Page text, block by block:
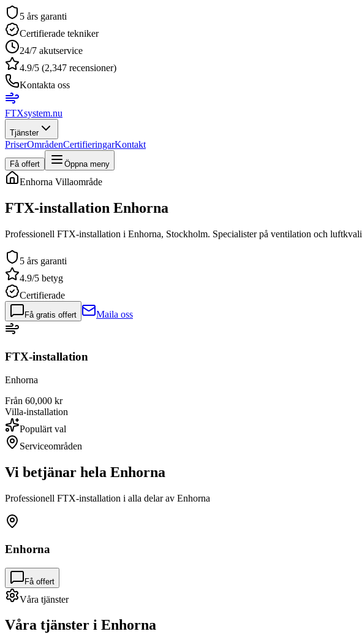
5 års garanti
Certifierade tekniker
24/7 akutservice
4.9/5 (2,347 recensioner)
Kontakta oss
FTXsystem.nu
Tjänster
PriserOmrådenCertifieringarKontakt
Få offert Öppna meny
Enhorna Villaområde
FTX-installation Enhorna
Professionell FTX-installation i Enhorna, Stockholm. Specialister på ventilation och
5 års garanti
4.9/5 betyg
Certifierade
Få gratis offert Maila oss
FTX-installation
Enhorna
Från 60,000 kr
Villa-installation
Populärt val
Serviceområden
Vi betjänar hela Enhorna
Professionell FTX-installation i alla delar av Enhorna
Enhorna
Få offert
Våra tjänster
Våra tjänster i Enhorna